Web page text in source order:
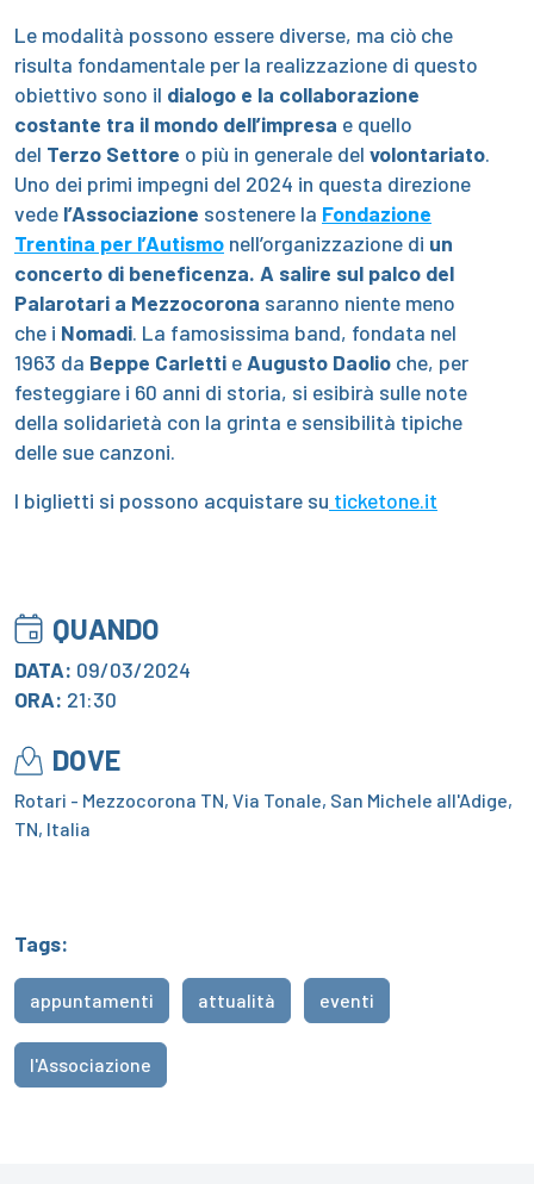
Le modalità possono essere diverse, ma ciò che
risulta fondamentale per la realizzazione di questo
obiettivo sono il dialogo e la collaborazione
costante tra il mondo dell’impresa e quello
del Terzo Settore o più in generale del volontariato.
Uno dei primi impegni del 2024 in questa direzione
vede l’Associazione sostenere la Fondazione
Trentina per l’Autismo nell’organizzazione di un
concerto di beneficenza. A salire sul palco del
Palarotari a Mezzocorona saranno niente meno
che i Nomadi. La famosissima band, fondata nel
1963 da Beppe Carletti e Augusto Daolio che, per
festeggiare i 60 anni di storia, si esibirà sulle note
della solidarietà con la grinta e sensibilità tipiche
delle sue canzoni.
I biglietti si possono acquistare su ticketone.it
QUANDO
DATA: 09/03/2024
ORA: 21:30
DOVE
Rotari - Mezzocorona TN, Via Tonale, San Michele all'Adige,
TN, Italia
Tags:
appuntamenti attualità eventi
l'Associazione